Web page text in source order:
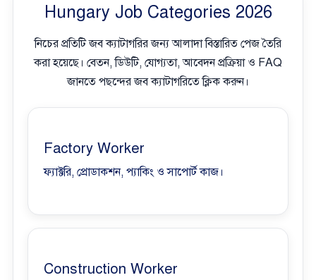
Hungary Job Categories 2026
নিচের প্রতিটি জব ক্যাটাগরির জন্য আলাদা বিস্তারিত পেজ তৈরি
করা হয়েছে। বেতন, ডিউটি, যোগ্যতা, আবেদন প্রক্রিয়া ও FAQ
জানতে পছন্দের জব ক্যাটাগরিতে ক্লিক করুন।
Factory Worker
ফ্যাক্টরি, প্রোডাকশন, প্যাকিং ও সাপোর্ট কাজ।
Construction Worker